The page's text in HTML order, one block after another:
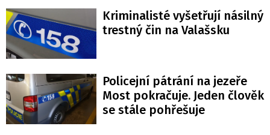
Kriminalisté vyšetřují násilný
trestný čin na Valašsku
Policejní pátrání na jezeře
Most pokračuje. Jeden člověk
se stále pohřešuje